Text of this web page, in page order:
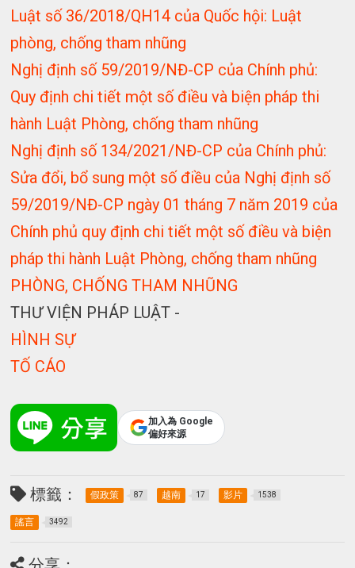
Luật số 36/2018/QH14 của Quốc hội: Luật
phòng, chống tham nhũng
Nghị định số 59/2019/NĐ-CP của Chính phủ:
Quy định chi tiết một số điều và biện pháp thi
hành Luật Phòng, chống tham nhũng
Nghị định số 134/2021/NĐ-CP của Chính phủ:
Sửa đổi, bổ sung một số điều của Nghị định số
59/2019/NĐ-CP ngày 01 tháng 7 năm 2019 của
Chính phủ quy định chi tiết một số điều và biện
pháp thi hành Luật Phòng, chống tham nhũng
PHÒNG, CHỐNG THAM NHŨNG
THƯ VIỆN PHÁP LUẬT -
HÌNH SỰ
TỐ CÁO
加入為 Google
偏好來源
標籤： 假政策 87 越南 17 影片 1538
謠言 3492